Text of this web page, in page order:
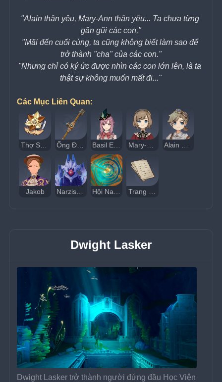
"Alain thân yêu, Mary-Ann thân yêu... Ta chưa từng
gần gũi các con,"
"Mãi đến cuối cùng, ta cũng không biết làm sao để
trở thành "cha" của các con."
"Nhưng chỉ có ký ức được nhìn các con lớn lên, là ta
thật sự không muốn mất đi..."
Các Mục Liên Quan:
Thợ Săn Marechaussee
Jakob Narzissenkreuz Hội Narzissenkreuz Trang Sách Bí Ẩn XII
Dwight Lasker
Dwight Lasker trở thành người đứng đầu Học Viện